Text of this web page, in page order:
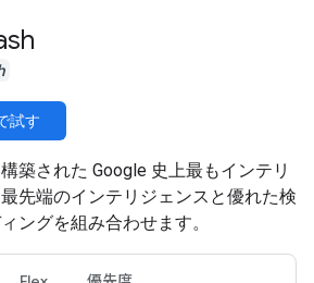
試す
築された Google 史上最もインテリ
先端のインテリジェンスと優れた検
ングを組み合わせます。